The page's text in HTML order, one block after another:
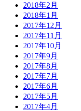
2018年2月
2018年1月
2017年12月
2017年11月
2017年10月
2017年9月
2017年8月
2017年7月
2017年6月
2017年5月
2017年4月